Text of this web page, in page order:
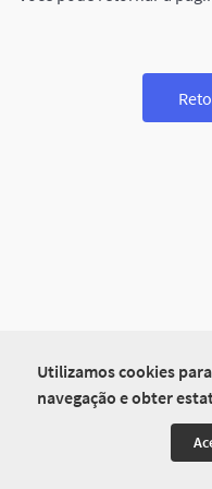
Utilizamos cookies
navegação e obter